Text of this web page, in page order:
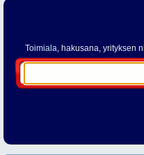
Toimiala, hakusana, yrityksen